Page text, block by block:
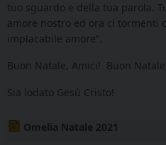
tuo sguardo e della tua parola.
amore nostro ed ora ci tormenti
implacabile amore”.
Buon Natale, Amici!
Buon
Sia lodato Gesù Cristo!
Omelia Natale 2021